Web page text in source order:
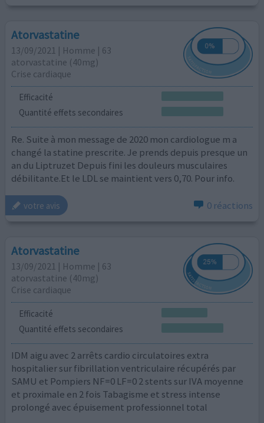
Atorvastatine
13/09/2021 | Homme | 63
atorvastatine (40mg)
Crise cardiaque
Efficacité
Quantité effets secondaires
Re. Suite à mon message de 2020 mon cardiologue m a
changé la statine prescrite. Je prends depuis presque un
an du Liptruzet Depuis fini les douleurs musculaires
débilitante.Et le LDL se maintient vers 0,70. Pour info.
votre avis 0 réactions
Atorvastatine
13/09/2021 | Homme | 63
atorvastatine (40mg)
Crise cardiaque
Efficacité
Quantité effets secondaires
IDM aigu avec 2 arrêts cardio circulatoires extra
hospitalier sur fibrillation ventriculaire récupérés par
SAMU et Pompiers NF=0 LF=0 2 stents sur IVA moyenne
et proximale en 2 fois Tabagisme et stress intense
prolongé avec épuisement professionnel total